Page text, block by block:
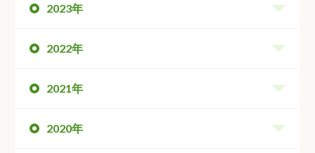
2023年
2022年
2021年
2020年